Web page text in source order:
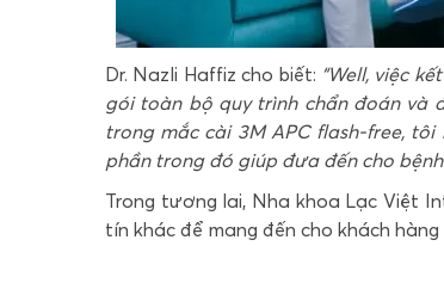
Dr. Nazli Haffiz cho biết: “Well, việc
gói toàn bộ quy trình chẩn đoán và
trong mắc cài 3M APC flash-free,
phần trong đó giúp đưa đến cho
Trong tương lai, Nha khoa Lạc Việt
tín khác để mang đến cho khách